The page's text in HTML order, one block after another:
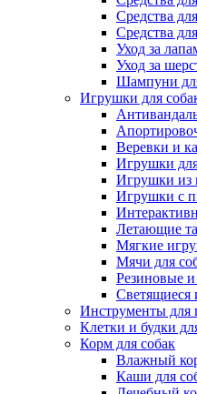
Средства
Средства
Уход за
Уход за
Шампуни
Игрушки для
Веревки и
Игрушки
Игрушки из
Игрушки с
Летающие
Мягкие
Мячи для
Резиновые
Светящиеся
Инструменты для
Клетки и будки
Корм для собак
Влажный
Каши для